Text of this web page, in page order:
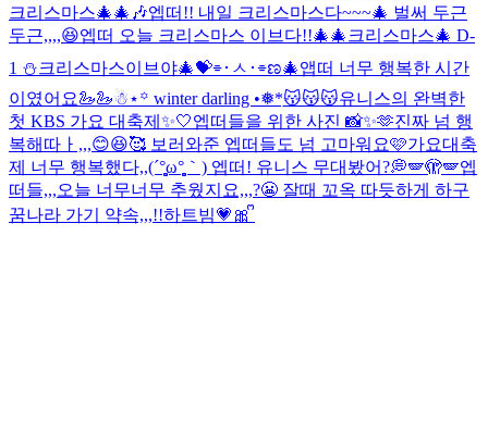
크리스마스🎄🎄🎶엡떠!! 내일 크리스마스다~~~🎄 벌써 두근
두근,,,,😆엡떠 오늘 크리스마스 이브다!!🎄🎄 크리스마스🎄 D-
1 ⛄️크리스마스이브야🎄💝⌯･ㅅ･⌯ಣ🎄앱떠 너무 행복한 시간
이였어요🦢🦢☃︎⋆꙳ winter darling •❅*ִ😽😽😽유니스의 완벽한
첫 KBS 가요 대축제✨🤍엡떠들을 위한 사진 📸✨🫶진짜 넘 행
복해따ㅏ,,,😊😆🥰 보러와준 엡떠들도 넘 고마워요🩷가요대축
제 너무 행복했다,,(´°̥̥̥̥̥̥̥̥ω°̥̥̥̥̥̥̥̥｀) 엡떠! 유니스 무대봤어?💭🪽🫣🪽엡
떠들,,,오늘 너무너무 추웠지요,,,?😬 잘때 꼬옥 따듯하게 하구
꿈나라 가기 약속,,,!!하트빔💗🎀 ᩚ